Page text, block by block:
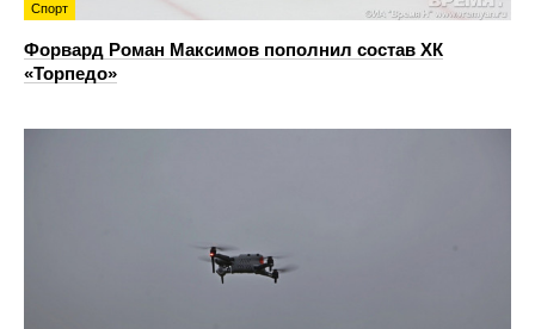
Спорт
Форвард Роман Максимов пополнил состав ХК
«Торпедо»